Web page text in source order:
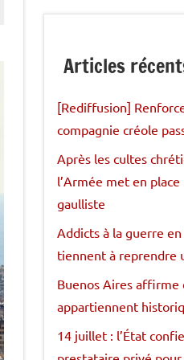
Articles
[Rediffusion]
compagnie créole
Après les cultes
l’Armée met en
gaulliste
Addicts à la guerre
tiennent à reprendre
Buenos Aires affirme
appartiennent
14 juillet : l’État